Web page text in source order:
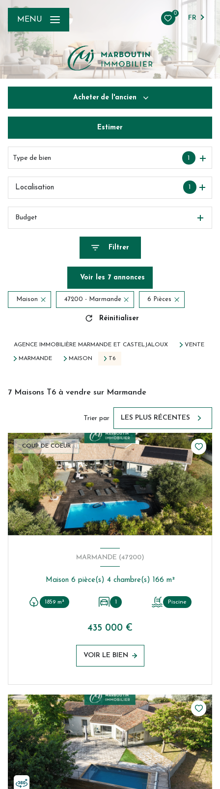
0
FR
MENU
Acheter de l'ancien
Estimer
Type de bien 1
1
Localisation
Budget
Filtrer
Voir les 7 annonces
Maison 47200 - Marmande 6 Pièces
Réinitialiser
AGENCE IMMOBILIÈRE MARMANDE ET CASTELJALOUX VENTE
MARMANDE MAISON T6
7 Maisons T6 à vendre sur Marmande
Trier par LES PLUS RÉCENTES
COUP DE COEUR
MARMANDE (47200)
Maison 6 pièce(s) 4 chambre(s) 166 m²
1859 m² 1 Piscine
435 000 €
VOIR LE BIEN